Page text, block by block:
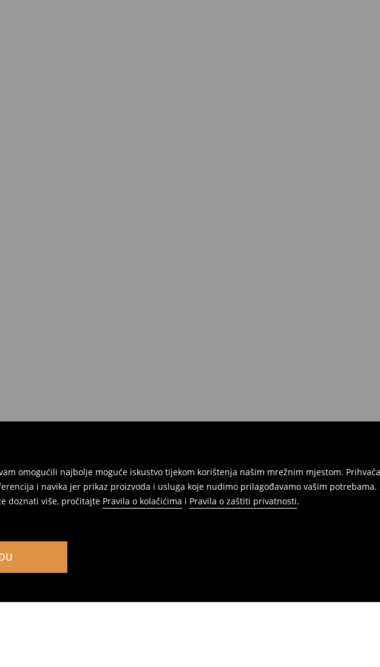
omogućili najbolje moguće iskustvo tijekom korištenja našim mrežnim mjestom.
i navika jer prikaz proizvoda i usluga koje nudimo prilagođavamo vašim
doznati više, pročitajte Pravila o kolačićima i Pravila o zaštiti privatnosti.